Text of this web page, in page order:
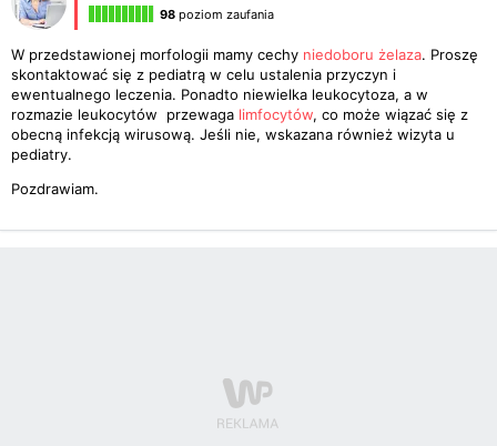
98 poziom zaufania
W przedstawionej morfologii mamy cechy niedoboru żelaza. Proszę
skontaktować się z pediatrą w celu ustalenia przyczyn i
ewentualnego leczenia. Ponadto niewielka leukocytoza, a w
rozmazie leukocytów przewaga limfocytów, co może wiązać się z
obecną infekcją wirusową. Jeśli nie, wskazana również wizyta u
pediatry.
Pozdrawiam.